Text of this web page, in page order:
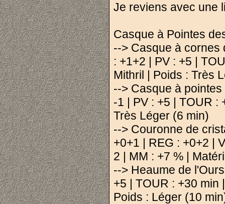
Je reviens avec une
Casque à Pointes
--> Casque à
: +1+2 | PV : +5 |
Mithril | Poids : Très
--> Casque à
-1 | PV : +5 | TOUR :
Très Léger (6 min)
--> Couronne de
+0+1 | REG : +0+2 |
2 | MM : +7 % |
--> Heaume de
+5 | TOUR : +30 min
Poids : Léger (10